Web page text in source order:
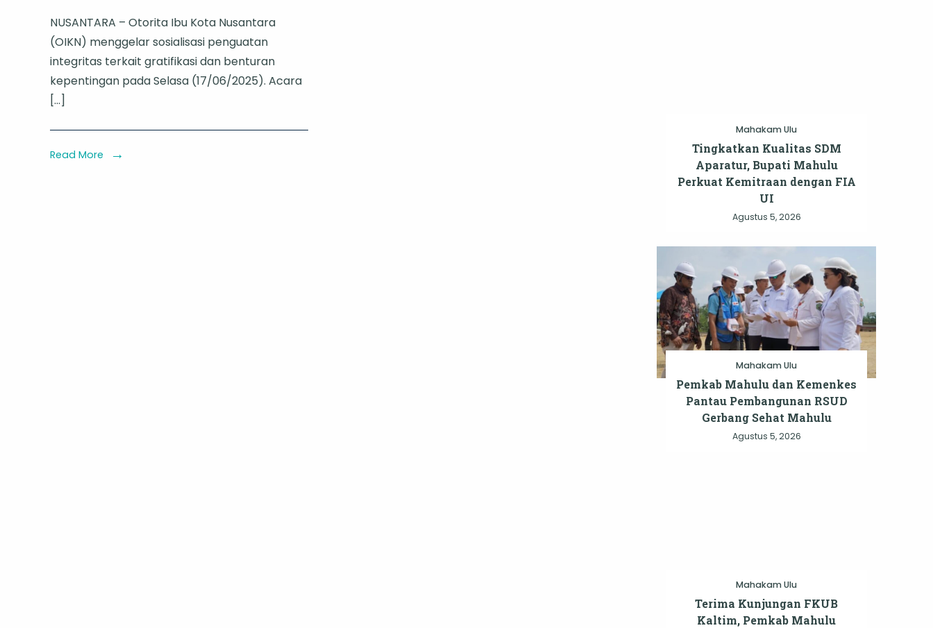
Bersama
KPK
Gelar
Sosialisasi
untuk
NUSANTARA – Otorita Ibu Kota Nusantara
(OIKN) menggelar sosialisasi penguatan
integritas terkait gratifikasi dan benturan
kepentingan pada Selasa (17/06/2025). Acara
[…]
Read More
Mahakam Ulu
Tingkatkan Kualitas SDM
Aparatur, Bupati Mahulu
Perkuat Kemitraan dengan FIA
UI
Agustus 5, 2026
Mahakam Ulu
Pemkab Mahulu dan Kemenkes
Pantau Pembangunan RSUD
Gerbang Sehat Mahulu
Agustus 5, 2026
Mahakam Ulu
Terima Kunjungan FKUB
Kaltim, Pemkab Mahulu